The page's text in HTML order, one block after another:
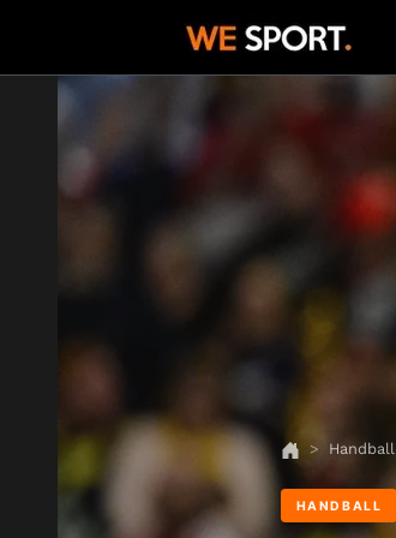
Handball
HANDBALL